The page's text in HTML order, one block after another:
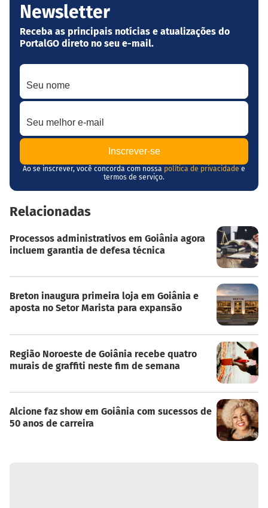
Newsletter
Receba as principais notícias e atualizações do
PortalGO direto no seu e-mail.
Seu nome
Seu melhor e-mail
Ao se inscrever, você concorda com nossa política de privacidade e
termos de serviço.
Relacionadas
Processos administrativos em Goiânia agora
incluem garantia de defesa técnica
Breton inaugura primeira loja em Goiânia e
aposta no Setor Marista para expansão
Região Noroeste de Goiânia recebe quatro
murais de graffiti neste fim de semana
Alcione faz show em Goiânia com sucessos de
50 anos de carreira